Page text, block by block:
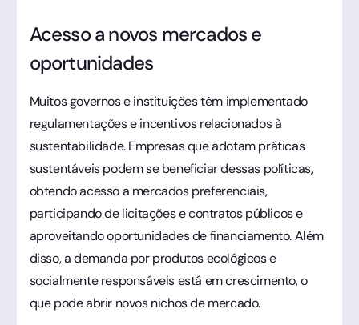
Acesso a novos mercados e
oportunidades
Muitos governos e instituições têm implementado
regulamentações e incentivos relacionados à
sustentabilidade. Empresas que adotam práticas
sustentáveis podem se beneficiar dessas políticas,
obtendo acesso a mercados preferenciais,
participando de licitações e contratos públicos e
aproveitando oportunidades de financiamento. Além
disso, a demanda por produtos ecológicos e
socialmente responsáveis está em crescimento, o
que pode abrir novos nichos de mercado.